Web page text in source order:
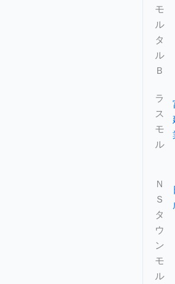
モ
ル
タ
ル
Ｂ
ラ
ス
モ
ル
Ｎ
Ｓ
タ
ウ
ン
モ
ル